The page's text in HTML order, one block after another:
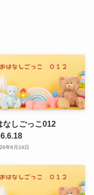
なしごっこ012
年6月24日